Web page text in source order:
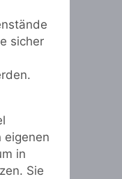
sicher
eigenen
in
Sie